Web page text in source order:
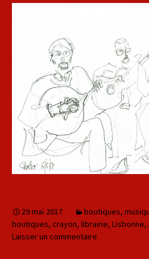
29 mai 2017 boutiques,
boutiques, crayon, librairie, Lisbonne,
Laisser un commentaire